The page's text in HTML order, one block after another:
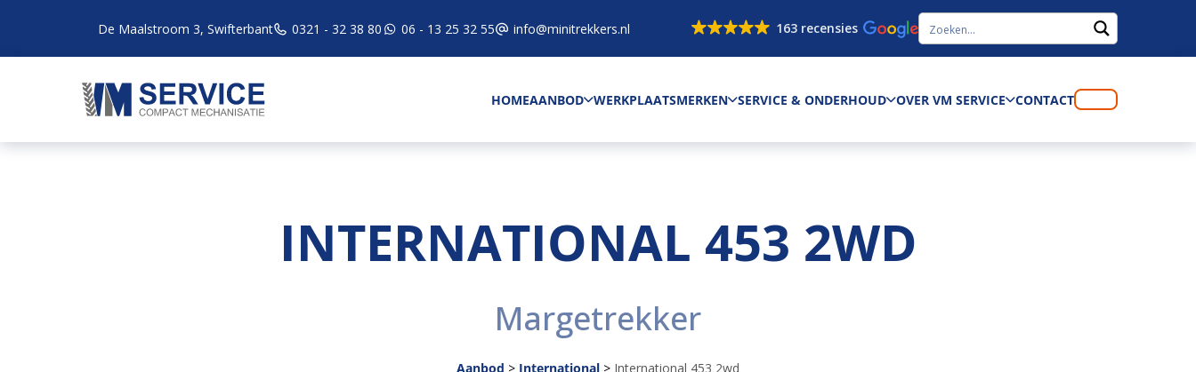
De Maalstroom 3, Swifterbant 0321 - 32 38 80 06 - 13 25 32 55 info@minitrekkers.nl 163 recensies
HOMEAANBOD WERKPLAATSMERKEN SERVICE & ONDERHOUD OVER VM SERVICE CONTACT
INTERNATIONAL 453 2WD
Margetrekker
Aanbod > International > International 453 2wd